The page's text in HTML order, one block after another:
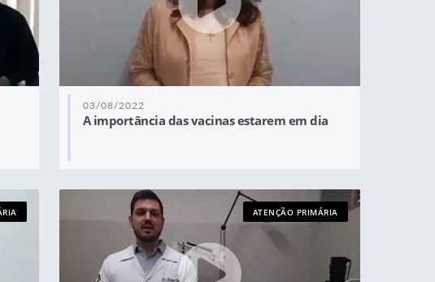
03/08/2022
A importância das vacinas estarem em dia
ATENÇÃO PRIMÁRIA